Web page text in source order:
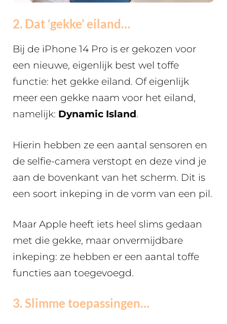
2. Dat ‘gekke’ eiland…
Bij de iPhone 14 Pro is er gekozen voor
een nieuwe, eigenlijk best wel toffe
functie: het gekke eiland. Of eigenlijk
meer een gekke naam voor het eiland,
namelijk: Dynamic Island.
Hierin hebben ze een aantal sensoren en
de selfie-camera verstopt en deze vind je
aan de bovenkant van het scherm. Dit is
een soort inkeping in de vorm van een pil.
Maar Apple heeft iets heel slims gedaan
met die gekke, maar onvermijdbare
inkeping: ze hebben er een aantal toffe
functies aan toegevoegd.
3. Slimme toepassingen…